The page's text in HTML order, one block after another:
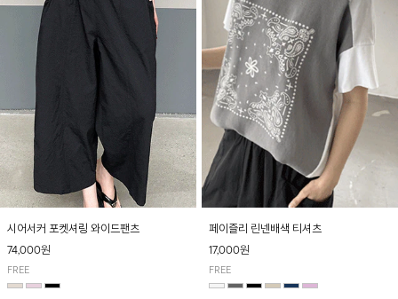
시어서커 포켓셔링 와이드팬츠
74,000원
FREE
페이즐리 린넨배색 티셔츠
17,000원
FREE